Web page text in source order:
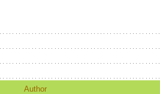
Author